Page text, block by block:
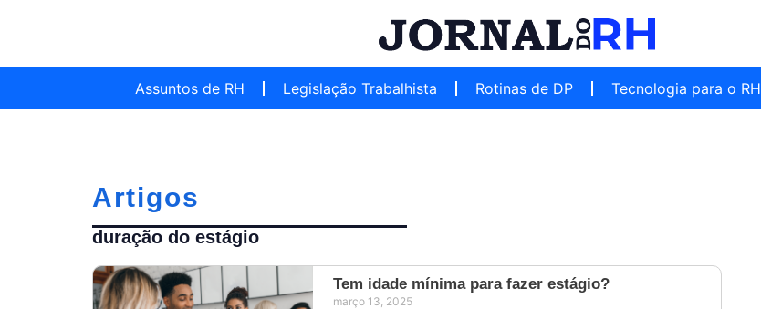
Assuntos de RH Legislação Trabalhista Rotinas de DP Tecnologia para o RH
Artigos
duração do estágio
Tem idade mínima para fazer estágio?
março 13, 2025